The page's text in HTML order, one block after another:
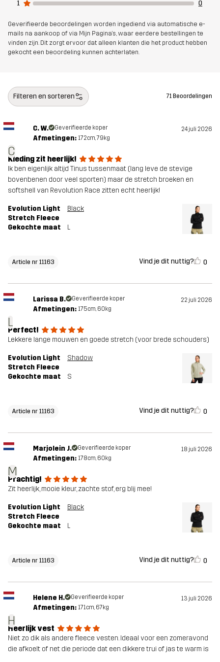
Duurzaamheid Details over gerecyclede materialen
Ontworpen
voor
ALLROUND
1
0
Geverifieerde beoordelingen worden ingediend via automatische e-
mails na aankoop of via Mijn Pagina's, waar eerdere bestellingen te
vinden zijn. Dit zorgt ervoor dat alleen klanten die het product hebben
gekocht een beoordeling kunnen achterlaten.
Filteren en sorteren 71 Beoordelingen
C
C. W. Geverifieerde koper 24 juli 2026
Afmetingen: 172cm, 79kg
Kleding zit heerlijk!
Ik ben eigenlijk altijd Tinus tussenmaat (lang leve de stevige
bovenbenen door veel sporten) maar de stretch broeken en
softshell van Revolution Race zitten echt heerlijk!
Evolution Light
Stretch Fleece
Black
Gekochte maat L
Article nr 11163 Vind je dit nuttig? 0
L
Larissa B. Geverifieerde koper 22 juli 2026
Afmetingen: 175cm, 60kg
Perfect!
Lekkere lange mouwen en goede stretch (voor brede schouders)
Evolution Light
Stretch Fleece
Shadow
Gekochte maat S
Article nr 11163 Vind je dit nuttig? 0
M
Marjolein J. Geverifieerde koper 18 juli 2026
Afmetingen: 178cm, 60kg
Prachtig!
Zit heerlijk, mooie kleur, zachte stof, erg blij mee!
Evolution Light
Stretch Fleece
Black
Gekochte maat L
Article nr 11163 Vind je dit nuttig? 0
H
Helene H. Geverifieerde koper 13 juli 2026
Afmetingen: 171cm, 67kg
Heerlijk vest
Niet zo dik als andere fleece vesten. Ideaal voor een zomeravond
die afkoelt of net die periode dat een dikkere trui of jas te warm is